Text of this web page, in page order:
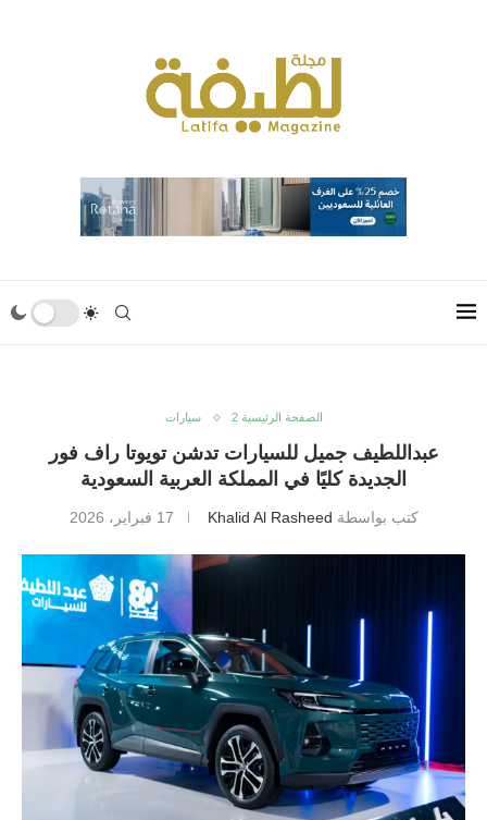
الصفحة الرئيسية 2 سيارات
عبداللطيف جميل للسيارات تدشن تويوتا راف فور
الجديدة كليًا في المملكة العربية السعودية
كتب بواسطة Khalid Al Rasheed 17 فبراير، 2026